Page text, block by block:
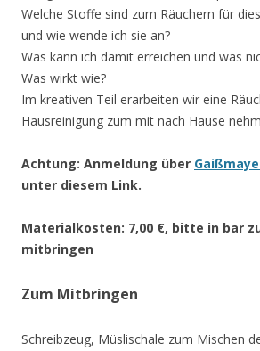
Welche Stoffe sind zum Räuchern für
und wie wende ich sie an?
Was kann ich damit erreichen und was
Was wirkt wie?
Im kreativen Teil erarbeiten wir eine
Hausreinigung zum mit nach Hause
Achtung: Anmeldung über
unter diesem Link.
Materialkosten: 7,00 €, bitte in bar
mitbringen
Zum Mitbringen
Schreibzeug, Müslischale zum Mischen